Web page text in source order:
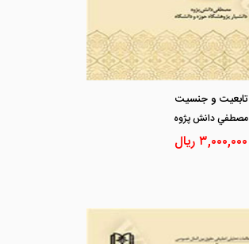
تابعیت و جنسیت
مصطفي دانش پژوه
۳,۰۰۰,۰۰۰ریال